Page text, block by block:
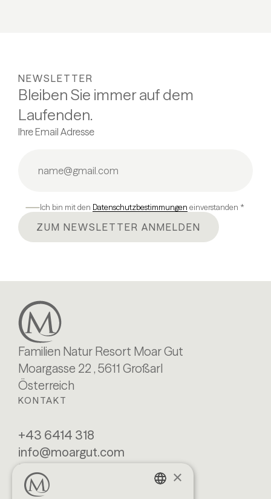
NEWSLETTER
Bleiben Sie immer auf dem
Laufenden.
Ihre Email Adresse
Ich bin mit den Datenschutzbestimmungen einverstanden *
ZUM NEWSLETTER ANMELDEN
Familien Natur Resort Moar Gut
Moargasse 22 , 5611 Großarl
Österreich
KONTAKT
+43 6414 318
info@moargut.com
SERVICES
×